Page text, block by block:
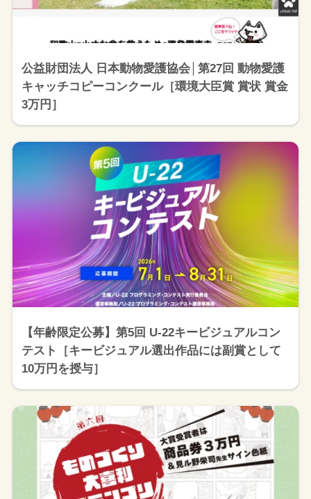
公益財団法人 日本動物愛護協会│第27回 動物愛護
キャッチコピーコンクール［環境大臣賞 賞状 賞金
3万円］
【年齢限定公募】第5回 U-22キービジュアルコン
テスト［キービジュアル選出作品には副賞として
10万円を授与］